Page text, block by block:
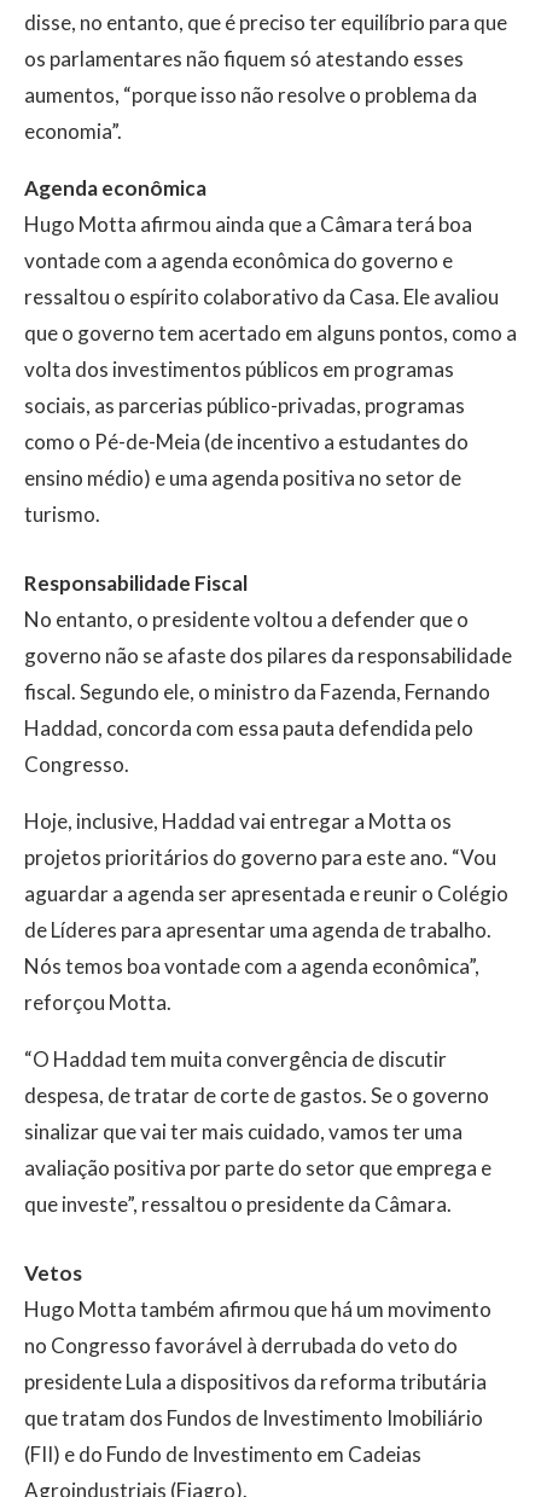
disse, no entanto, que é preciso ter equilíbrio para que
os parlamentares não fiquem só atestando esses
aumentos, “porque isso não resolve o problema da
economia”.
Agenda econômica
Hugo Motta afirmou ainda que a Câmara terá boa
vontade com a agenda econômica do governo e
ressaltou o espírito colaborativo da Casa. Ele avaliou
que o governo tem acertado em alguns pontos, como a
volta dos investimentos públicos em programas
sociais, as parcerias público-privadas, programas
como o Pé-de-Meia (de incentivo a estudantes do
ensino médio) e uma agenda positiva no setor de
turismo.
Responsabilidade Fiscal
No entanto, o presidente voltou a defender que o
governo não se afaste dos pilares da responsabilidade
fiscal. Segundo ele, o ministro da Fazenda, Fernando
Haddad, concorda com essa pauta defendida pelo
Congresso.
Hoje, inclusive, Haddad vai entregar a Motta os
projetos prioritários do governo para este ano. “Vou
aguardar a agenda ser apresentada e reunir o Colégio
de Líderes para apresentar uma agenda de trabalho.
Nós temos boa vontade com a agenda econômica”,
reforçou Motta.
“O Haddad tem muita convergência de discutir
despesa, de tratar de corte de gastos. Se o governo
sinalizar que vai ter mais cuidado, vamos ter uma
avaliação positiva por parte do setor que emprega e
que investe”, ressaltou o presidente da Câmara.
Vetos
Hugo Motta também afirmou que há um movimento
no Congresso favorável à derrubada doveto do
presidente Lula a dispositivos da reforma tributária
que tratam dos Fundos de Investimento Imobiliário
(FII) e do Fundo de Investimento em Cadeias
Agroindustriais (Fiagro).